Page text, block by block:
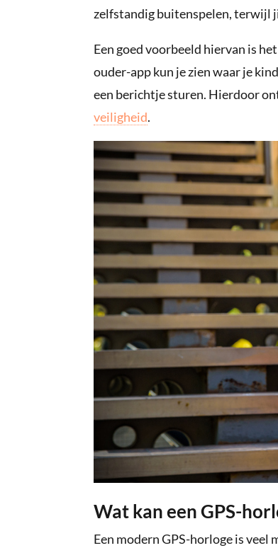
zelfstandig buitenspelen, terwijl
Een goed voorbeeld hiervan is
ouder-app kun je zien waar je
een berichtje sturen. Hierdoor
veiligheid.
Wat kan een GPS-
Een modern GPS-horloge is veel